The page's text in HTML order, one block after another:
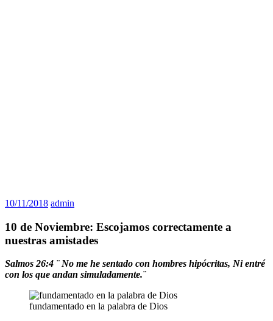
10/11/2018 admin
10 de Noviembre: Escojamos correctamente a
nuestras amistades
Salmos 26:4 ¨ No me he sentado con hombres hipócritas, Ni entré
con los que andan simuladamente.¨
fundamentado en la palabra de Dios